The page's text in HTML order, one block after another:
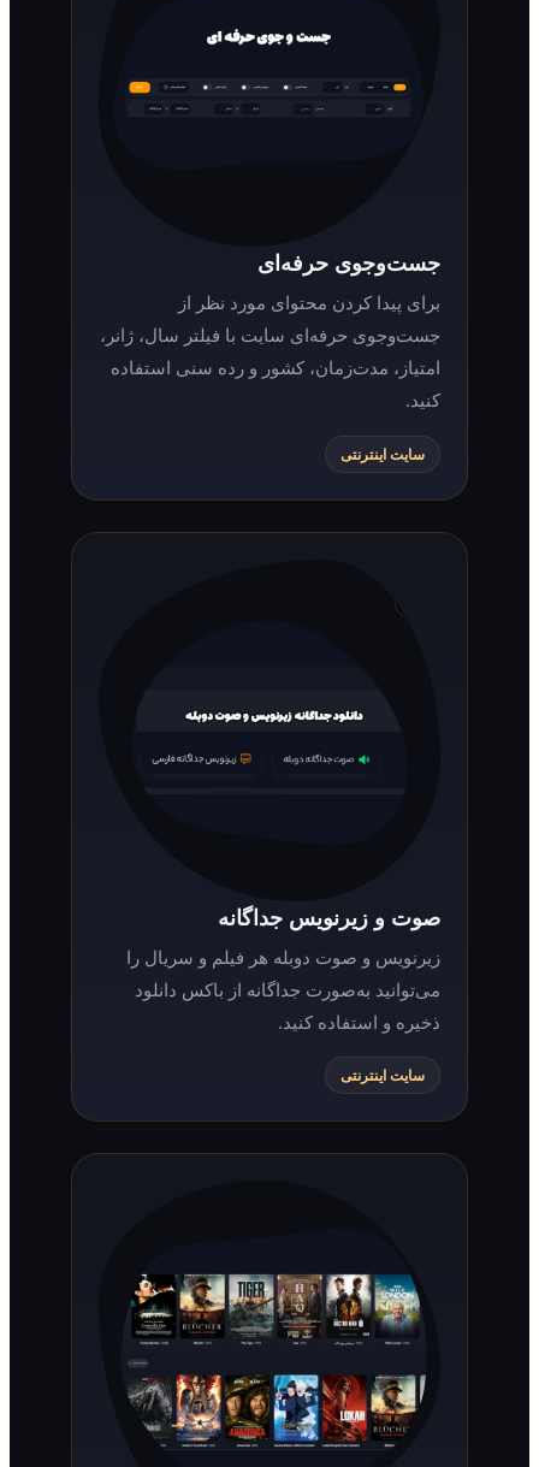
جست‌وجوی حرفه‌ای
برای پیدا کردن محتوای مورد نظر از
جست‌وجوی حرفه‌ای سایت با فیلتر سال، ژانر،
امتیاز، مدت‌زمان، کشور و رده سنی استفاده
سایت اینترنتی
صوت و زیرنویس جداگانه
زیرنویس و صوت دوبله هر فیلم و سریال را
می‌توانید به‌صورت جداگانه از باکس دانلود
ذخیره و استفاده کنید.
سایت اینترنتی